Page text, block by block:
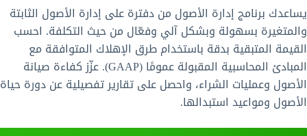
يساعدك برنامج إدارة الأصول من دفترة على إدارة الأصول الثابتة
والمتغيرة بسهولة وبشكل آلي وفعّال من حيث التكلفة. احسب
القيمة المتبقية بدقة باستخدام طرق الإهلاك المتوافقة مع
المبادئ المحاسبية المقبولة عمومًا (GAAP). عزّز كفاءة صيانة
الأصول وعمليات الشراء، واحصل على تقارير تفصيلية عن دورة حياة
الأصول ومواعيد استبدالها.